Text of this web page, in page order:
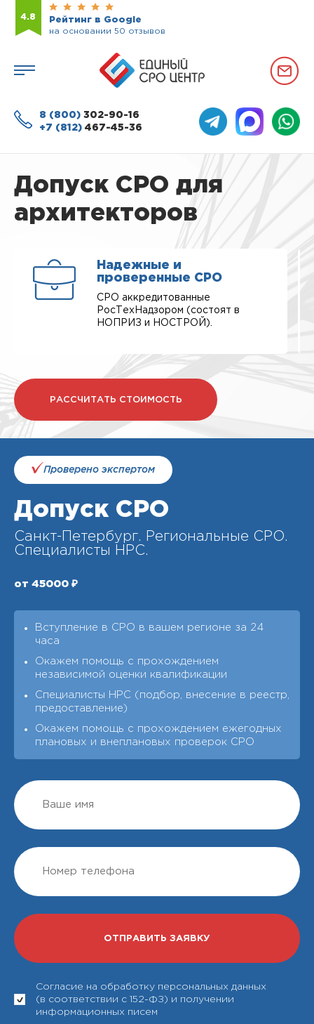
4.8
Рейтинг в Google
на основании 50 отзывов
8 (800) 302-90-16
+7 (812) 467-45-36
Допуск СРО для
архитекторов
Надежные и
проверенные СРО
СРО аккредитованные
РосТехНадзором (состоят в
НОПРИЗ и НОСТРОЙ).
РАССЧИТАТЬ СТОИМОСТЬ
Проверено экспертом
Допуск СРО
Санкт-Петербург. Региональные СРО.
Специалисты НРС.
от 45000 ₽
Вступление в СРО в вашем регионе за 24
часа
Окажем помощь с прохождением
независимой оценки квалификации
Специалисты НРС (подбор, внесение в реестр,
предоставление)
Окажем помощь с прохождением ежегодных
плановых и внеплановых проверок СРО
Согласие на обработку персональных данных
(в соответствии с 152-ФЗ) и получении
информационных писем